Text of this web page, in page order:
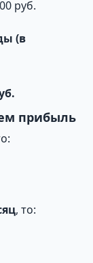
руб.
(в
прибыль
, то: